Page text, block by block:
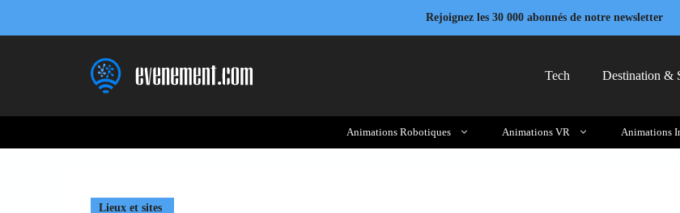
Rejoignez les 30 000 abonnés de notre newsletter
Tech Destination &
Animations Robotiques Animations VR Animations
Lieux et sites